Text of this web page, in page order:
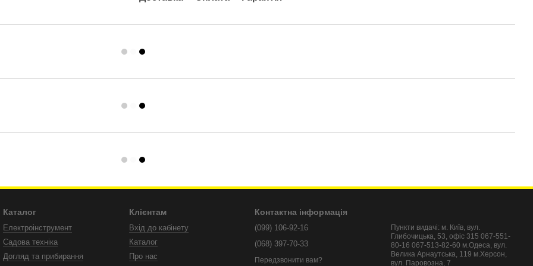
Каталог
Електроінструмент
Садова техніка
Догляд та прибирання
Клієнтам
Вхід до кабінету
Каталог
Про нас
Контактна інформація
(099) 106-92-16
(068) 397-70-33
Передзвонити вам?
Пункти видачі: м. Київ, вул.
Глибочицька, 53, офіс 315 067-551-
80-16 067-513-82-60 м.Одеса, вул.
Велика Арнаутська, 119 м.Херсон,
вул. Паровозна, 7